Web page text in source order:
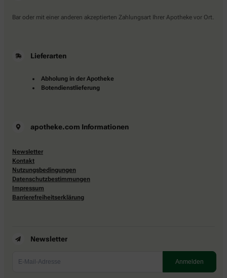
Bar oder mit einer anderen akzeptierten Zahlungsart Ihrer Apotheke vor Ort.
Lieferarten
Abholung in der Apotheke
Botendienstlieferung
apotheke.com Informationen
Newsletter
Kontakt
Nutzungsbedingungen
Datenschutzbestimmungen
Impressum
Barrierefreiheitserklärung
Newsletter